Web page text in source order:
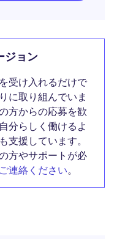
ジョン
受け入れるだけで
に取り組んでいま
方からの応募を歓
分らしく働けるよ
支援しています。
方やサポートが必
連絡ください。